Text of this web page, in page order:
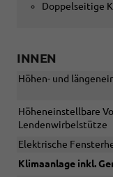
Doppelseitige
INNEN
Höhen- und
Höheneinstellbare
Lendenwirbelstütze
Elektrische
Klimaanlage inkl.